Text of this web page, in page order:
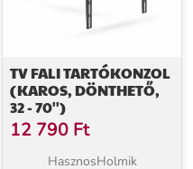
TV FALI TARTÓKONZOL
(KAROS, DÖNTHETŐ,
32 - 70'')
12 790 Ft
HasznosHolmik